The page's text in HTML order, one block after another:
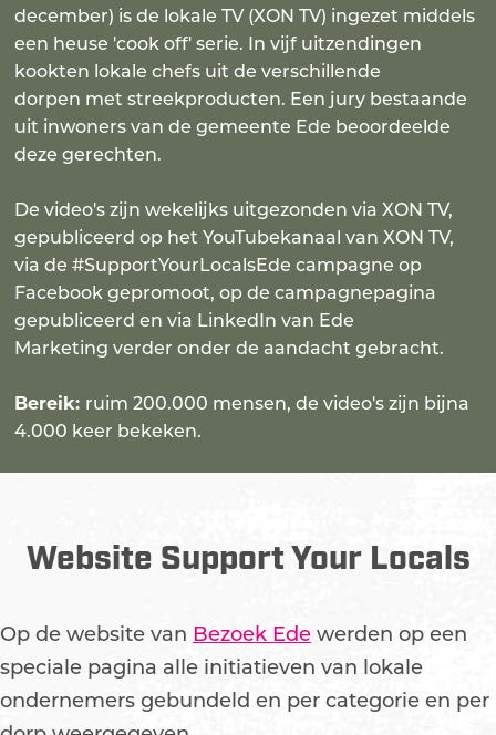
december) is de lokale TV (XON TV) ingezet middels
een heuse 'cook off' serie. In vijf uitzendingen
kookten lokale chefs uit de verschillende
dorpen met streekproducten. Een jury bestaande
uit inwoners van de gemeente Ede beoordeelde
deze gerechten.
De video's zijn wekelijks uitgezonden via XON TV,
gepubliceerd op het YouTubekanaal van XON TV,
via de #SupportYourLocalsEde campagne op
Facebook gepromoot, op de campagnepagina
gepubliceerd en via LinkedIn van Ede
Marketing verder onder de aandacht gebracht.
Bereik: ruim 200.000 mensen, de video's zijn bijna
4.000 keer bekeken.
Website Support Your Locals
Op de website van Bezoek Ede werden op een
speciale pagina alle initiatieven van lokale
ondernemers gebundeld en per categorie en per